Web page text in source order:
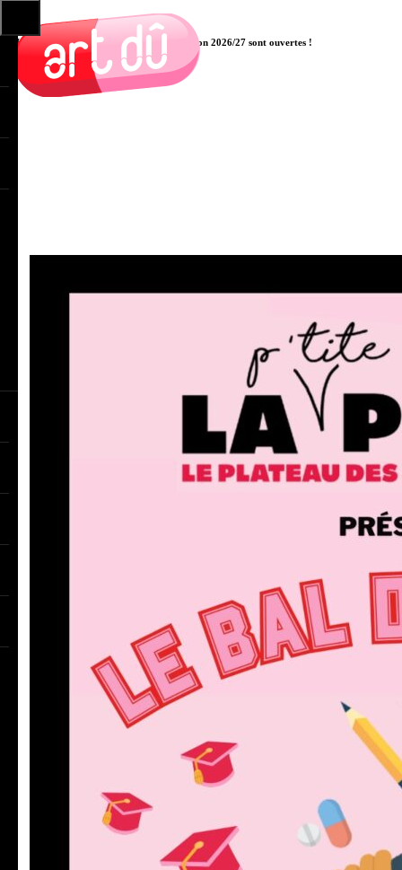
Les pré-inscriptions aux cours pour la saison 2026/27 sont ouvertes !